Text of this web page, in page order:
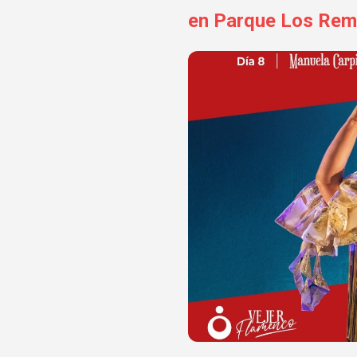
en Parque Los